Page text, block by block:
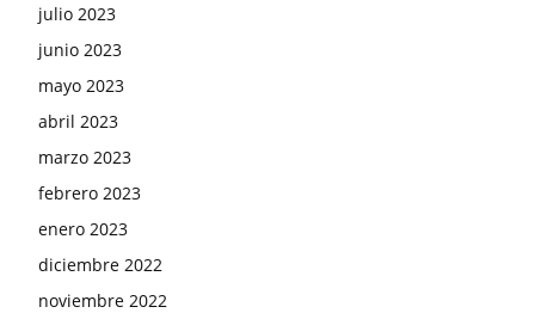
julio 2023
junio 2023
mayo 2023
abril 2023
marzo 2023
febrero 2023
enero 2023
diciembre 2022
noviembre 2022